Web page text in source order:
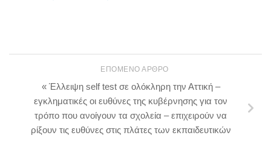
ΕΠΌΜΕΝΟ ΆΡΘΡΟ
« Έλλειψη self test σε ολόκληρη την Αττική –
εγκληματικές οι ευθύνες της κυβέρνησης για τον
τρόπο που ανοίγουν τα σχολεία – επιχειρούν να
ρίξουν τις ευθύνες στις πλάτες των εκπαιδευτικών